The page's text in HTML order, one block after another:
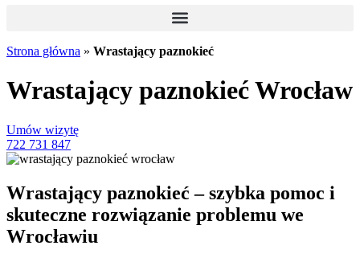
Strona główna » Wrastający paznokieć
Wrastający paznokieć Wrocław
Umów wizytę
722 731 847
Wrastający paznokieć – szybka pomoc i
skuteczne rozwiązanie problemu we
Wrocławiu